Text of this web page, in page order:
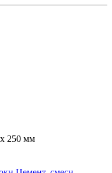
250 мм